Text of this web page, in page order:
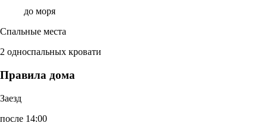
до моря
Спальные места
2 односпальных кровати
Правила дома
Заезд
после 14:00